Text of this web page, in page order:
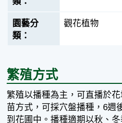
觀花植物
繁殖方式
繁殖以播種為主，可直播於
苗方式，可採穴盤播種，6週
到花圃中。播種適期以秋、